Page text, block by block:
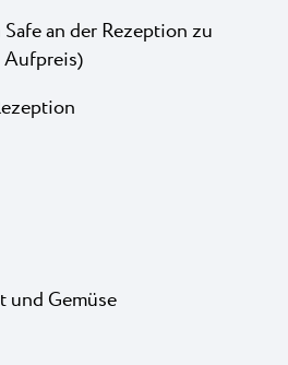
an der Rezeption zu
Aufpreis)
und Gemüse